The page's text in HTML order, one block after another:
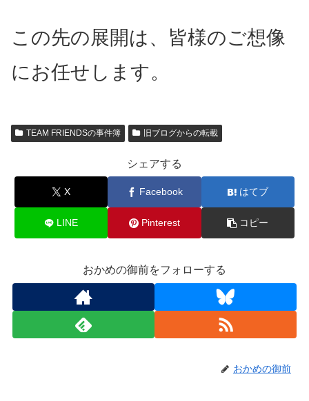
この先の展開は、皆様のご想像
にお任せします。
TEAM FRIENDSの事件簿 旧ブログからの転載
シェアする
X Facebook はてブ
LINE Pinterest コピー
おかめの御前をフォローする
おかめの御前